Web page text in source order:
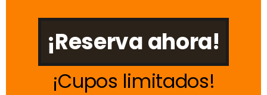
¡Reserva ahora!
Cupos limitados